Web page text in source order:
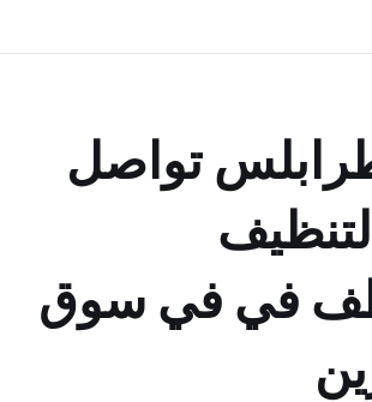
تواصل
في في سوق